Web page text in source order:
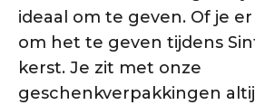
ideaal om te geven. Of je
om het te geven tijdens
kerst. Je zit met onze
geschenkverpakkingen